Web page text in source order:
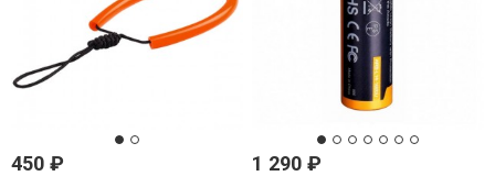
450 ₽ 1 290₽